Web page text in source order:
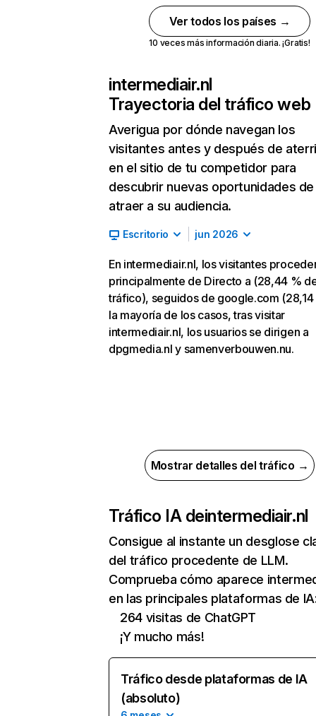
Ver todos los países →
10 veces más información diaria. ¡Gratis!
intermediair.nl
Trayectoria del tráfico web
Averigua por dónde navegan los
visitantes antes y después de
en el sitio de tu competidor para
descubrir nuevas oportunidades de
atraer a su audiencia.
Escritorio jun 2026
En intermediair.nl, los visitantes
principalmente de Directo a (28,44 %
tráfico), seguidos de google.com (28,14
la mayoría de los casos, tras visitar
intermediair.nl, los usuarios se dirigen a
dpgmedia.nl y samenverbouwen.nu.
Mostrar detalles del tráfico →
Tráfico IA deintermediair.nl
Consigue al instante un desglose
del tráfico procedente de LLM.
Comprueba cómo aparece
en las principales plataformas de
264 visitas de ChatGPT
¡Y mucho más!
Tráfico desde plataformas de IA
(absoluto)